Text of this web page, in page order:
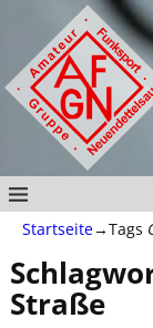
Startseite→Tags
Straße